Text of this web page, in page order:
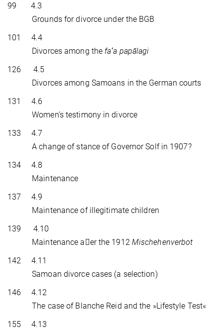
99 4.3
Grounds for divorce under the BGB
101 4.4
Divorces among the faʻa papālagi
126 4.5
Divorces among Samoans in the German courts
131 4.6
Women’s testimony in divorce
133 4.7
A change of stance of Governor Solf in 1907?
134 4.8
Maintenance
137 4.9
Maintenance of illegitimate children
139 4.10
Maintenance aer the 1912 Mischehenverbot
142 4.11
Samoan divorce cases (a selection)
146 4.12
The case of Blanche Reid and the »Lifestyle Test«
155 4.13